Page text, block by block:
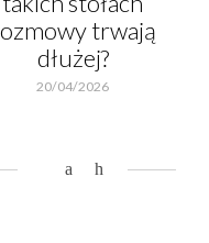
trwają
dłużej?
20/04/2026